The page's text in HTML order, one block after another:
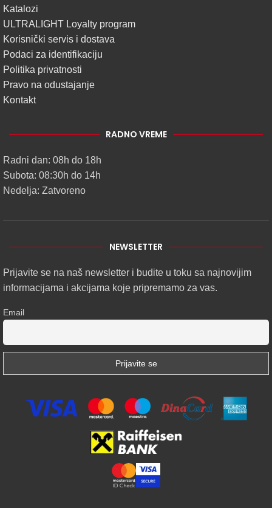
Katalozi
ULTRALIGHT Loyalty program
Korisnički servis i dostava
Podaci za identifikaciju
Politika privatnosti
Pravo na odustajanje
Kontakt
RADNO VREME
Radni dan: 08h do 18h
Subota: 08:30h do 14h
Nedelja: Zatvoreno
NEWSLETTER
Prijavite se na naš newsletter i budite u toku sa najnovijim
informacijama i akcijama koje pripremamo za vas.
Email